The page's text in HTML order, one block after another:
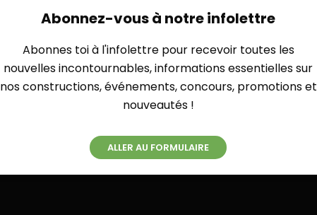
ST-MAURICE 30′ X 32′
VOIR PLUS DE RÉALISATIONS
Abonnez-vous à notre infolettre
Abonnes toi à l'infolettre pour recevoir toutes les
nouvelles incontournables, informations essentielles sur
nos constructions, événements, concours, promotions et
nouveautés !
ALLER AU FORMULAIRE